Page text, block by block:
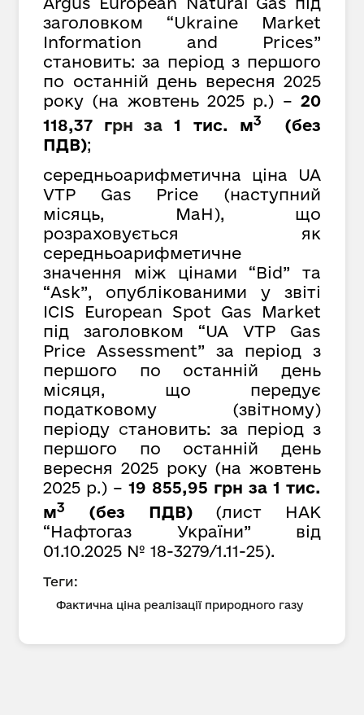
заголовком “Ukraine Market
Information and Prices”
становить: за період з першого
по останній день вересня 2025
року (на жовтень 2025 р.) – 20
118,37 грн за 1 тис. м3
(без
ПДВ);
середньоарифметична ціна UA
VTP Gas Price (наступний
місяць, MaH), що
розраховується як
середньоарифметичне
значення між цінами “Bid” та
“Ask”, опублікованими у звіті
ICIS European Spot Gas Market
під заголовком “UA VTP Gas
Price Assessment” за період з
першого по останній день
місяця, що передує
податковому (звітному)
періоду становить: за період з
першого по останній день
вересня 2025 року (на жовтень
2025 р.) – 19 855,95 грн за 1 тис.
м3 (без ПДВ)(лист НАК
“Нафтогаз України” від
01.10.2025 № 18-3279/1.11-25).
Теги:
Фактична ціна реалізації природного газу